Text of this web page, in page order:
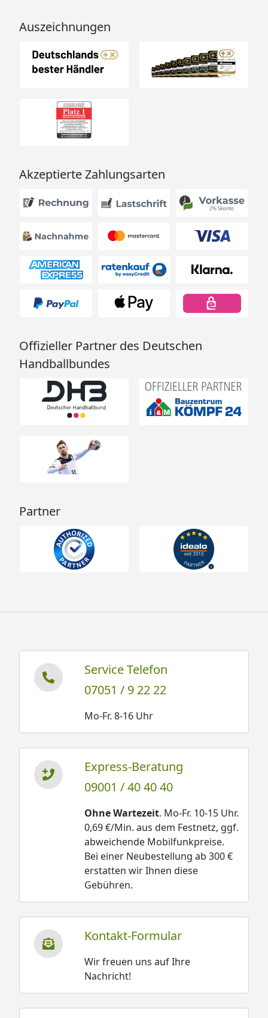
Auszeichnungen
Akzeptierte Zahlungsarten
Offizieller Partner des Deutschen
Handballbundes
Partner
Service Telefon
07051 / 9 22 22
Mo-Fr. 8-16 Uhr
Express-Beratung
09001 / 40 40 40
Ohne Wartezeit. Mo-Fr. 10-15 Uhr.
0,69 €/Min. aus dem Festnetz, ggf.
abweichende Mobilfunkpreise.
Bei einer Neubestellung ab 300 €
erstatten wir Ihnen diese
Gebühren.
Kontakt-Formular
Wir freuen uns auf Ihre
Nachricht!